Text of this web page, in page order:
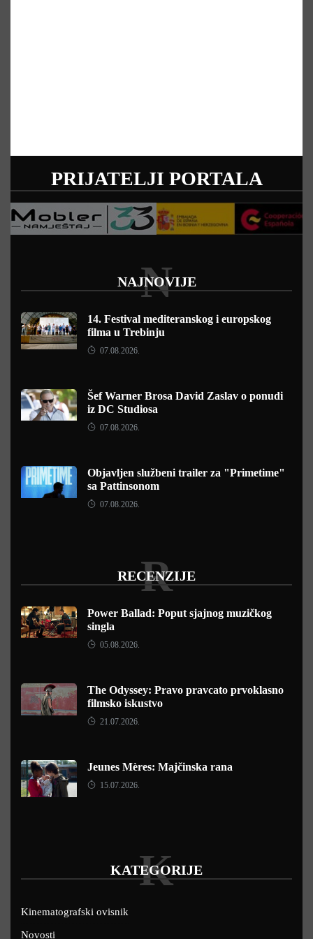
PRIJATELJI PORTALA
NAJNOVIJE
N
14. Festival mediteranskog i europskog
filma u Trebinju
07.08.2026.
Šef Warner Brosa David Zaslav o ponudi
iz DC Studiosa
07.08.2026.
Objavljen službeni trailer za "Primetime"
sa Pattinsonom
07.08.2026.
RECENZIJE
R
Power Ballad: Poput sjajnog muzičkog
singla
05.08.2026.
The Odyssey: Pravo pravcato prvoklasno
filmsko iskustvo
21.07.2026.
Jeunes Mères: Majčinska rana
15.07.2026.
KATEGORIJE
K
Kinematografski ovisnik
Novosti